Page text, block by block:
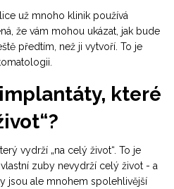
už mnoho klinik používá
že vám mohou ukázat, jak bude
předtím, než ji vytvoří. To je
které
vydrží „na celý život“. To je
zuby nevydrží celý život - a
jsou ale mnohem spolehlivější